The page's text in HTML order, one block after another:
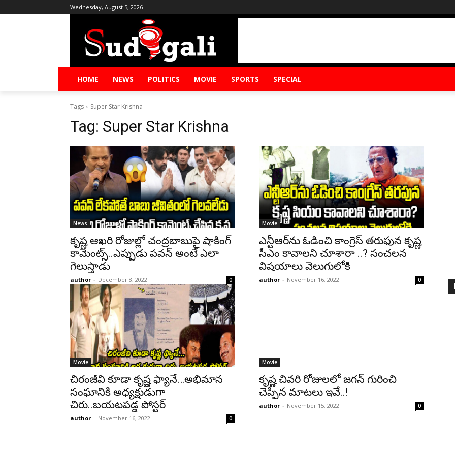
Wednesday, August 5, 2026
HOME NEWS POLITICS MOVIE SPORTS SPECIAL
Tags Super Star Krishna
Tag: Super Star Krishna
News
కృష్ణ ఆఖరి రోజుల్లో చంద్రబాబుపై షాకింగ్
కామెంట్స్..ఎప్పుడు పవన్ అంటే ఎలా
గెలుస్తాడు
author - December 8, 2022 0
Movie
ఎన్టీఆర్‌ను ఓడించి కాంగ్రెస్ తరుఫున కృష్ణ
సీఎం కావాలని చూశారా ..? సంచలన
విషయాలు వెలుగులోకి
author - November 16, 2022 0
Movie
చిరంజీవి కూడా కృష్ణ ఫ్యానే…అభిమాన
సంఘానికి అధ్యక్షుడుగా
చిరు..బయటపడ్డ పోస్టర్
author - November 16, 2022 0
Movie
కృష్ణ చివరి రోజులలో జగన్ గురించి
చెప్పిన మాటలు ఇవే..!
author - November 15, 2022 0